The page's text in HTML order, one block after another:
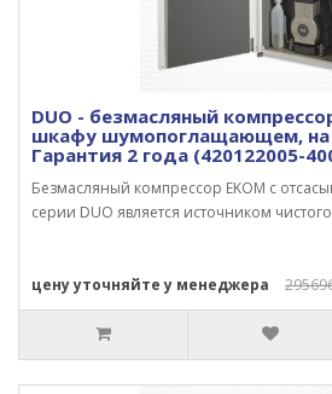
DUO - безмасляный
шкафу шумопоглащающем, на
Гарантия 2 года (420122005-
Безмасляный компрессор EKOM с
серии DUO является источником
цену уточняйте у менеджера